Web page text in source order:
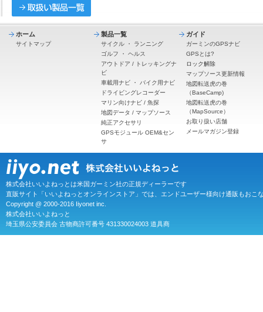
ホーム
サイトマップ
製品一覧
サイクル ・ ランニング
ゴルフ ・ ヘルス
アウトドア / トレッキングナ
ビ
車載用ナビ ・ バイク用ナビ
ドライビングレコーダー
マリン向けナビ / 魚探
地図データ / マップソース
純正アクセサリ
GPSモジュール OEM&セン
サ
ガイド
ガーミンのGPSナビ
GPSとは?
ロック解除
マップソース更新情報
地図転送虎の巻
（BaseCamp)
地図転送虎の巻
（MapSource）
お取り扱い店舗
メールマガジン登録
株式会社いいよねっとは米国ガーミン社の正規ディーラーです
直販サイト「いいよねっとオンラインストア」では、エンドユーザー様向け通販もおこ
Copyright @ 2000-2016 Iiyonet inc.
株式会社いいよねっと
埼玉県公安委員会 古物商許可番号 431330024003 道具商